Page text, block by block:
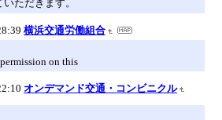
ただきます。
横浜交通労働組合
on this
オンデマンド交通・コンビニクル